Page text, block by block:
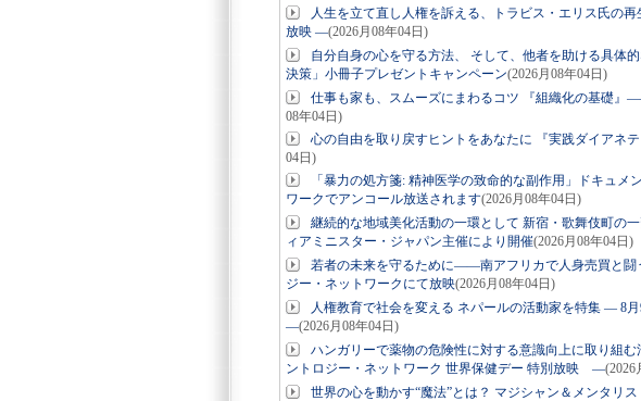
人生を立て直し人権を訴える、トラビス・エリス氏の
放映 ―(2026月08年04日)
自分自身の心を守る方法、 そして、他者を助ける具体
決策」小冊子プレゼントキャンペーン(2026月08年04日)
仕事も家も、スムーズにまわるコツ 『組織化の基礎』
08年04日)
心の自由を取り戻すヒントをあなたに 『実践ダイアネ
04日)
「暴力の処方箋: 精神医学の致命的な副作用」ドキュメ
ワークでアンコール放送されます(2026月08年04日)
継続的な地域美化活動の一環として 新宿・歌舞伎町の
ィアミニスター・ジャパン主催により開催(2026月08年04日)
若者の未来を守るために――南アフリカで人身売買と闘
ジー・ネットワークにて放映(2026月08年04日)
人権教育で社会を変える ネパールの活動家を特集 ― 8
―(2026月08年04日)
ハンガリーで薬物の危険性に対する意識向上に取り組
ントロジー・ネットワーク 世界保健デー 特別放映 ―(2026
世界の心を動かす“魔法”とは？ マジシャン＆メンタリ